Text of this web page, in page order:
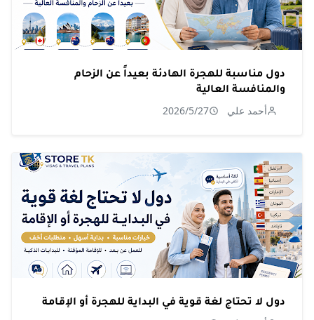
دول مناسبة للهجرة الهادئة بعيداً عن الزحام
والمنافسة العالية
أحمد علي 2026/5/27
دول لا تحتاج لغة قوية في البداية للهجرة أو الإقامة